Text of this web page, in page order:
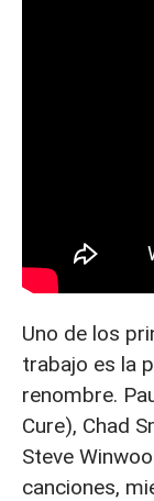
Uno de los
trabajo es la
renombre.
Cure), Chad
Steve
canciones,